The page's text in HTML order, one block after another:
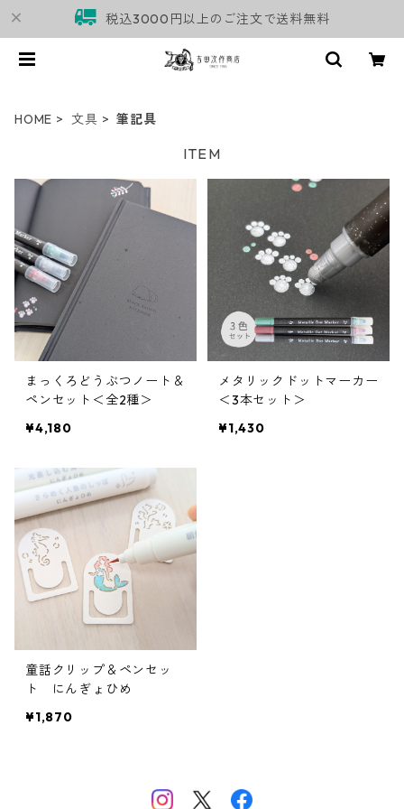
税込3000円以上のご注文で送料無料
HOME 文具 筆記具
ITEM
まっくろどうぶつノート＆
ペンセット＜全2種＞
¥4,180
メタリックドットマーカー
＜3本セット＞
¥1,430
童話クリップ＆ペンセッ
ト にんぎょひめ
¥1,870